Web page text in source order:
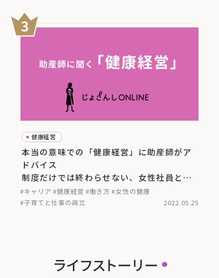
健康経営
本当の意味での「健康経営」に助産師がア
ドバイス
制度だけでは終わらせない、女性社員と家
族に向けたサービスとは
#キャリア #健康経営 #働き方 #女性の健康
#子育てと仕事の両立
2022.05.25
ライフストーリー